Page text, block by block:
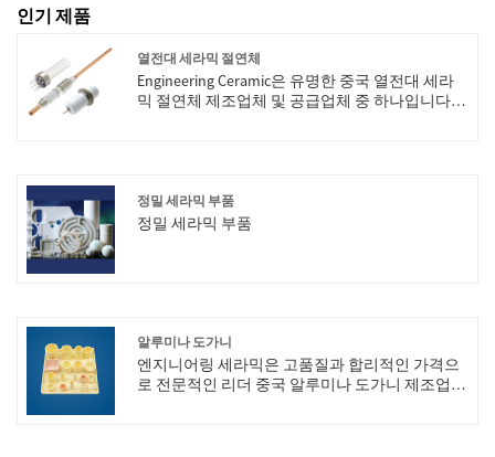
인기 제품
열전대 세라믹 절연체
Engineering Ceramic은 유명한 중국 열전대 세라
믹 절연체 제조업체 및 공급업체 중 하나입니다.
정밀 세라믹 부품
정밀 세라믹 부품
알루미나 도가니
엔지니어링 세라믹은 고품질과 합리적인 가격으
로 전문적인 리더 중국 알루미나 도가니 제조업체